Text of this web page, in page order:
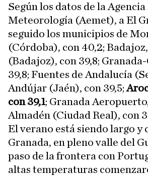
Según los datos de la
Meteorología (Aemet), a El
seguido los municipios de
(Córdoba), con 40,2;
(Badajoz), con 39,8;
39,8; Fuentes de Andalucía
Andújar (Jaén), con 39,5;
con 39,1; Granada
Almadén (Ciudad Real), con
El verano está siendo largo y
Granada, en pleno valle del
paso de la frontera con
altas temperaturas